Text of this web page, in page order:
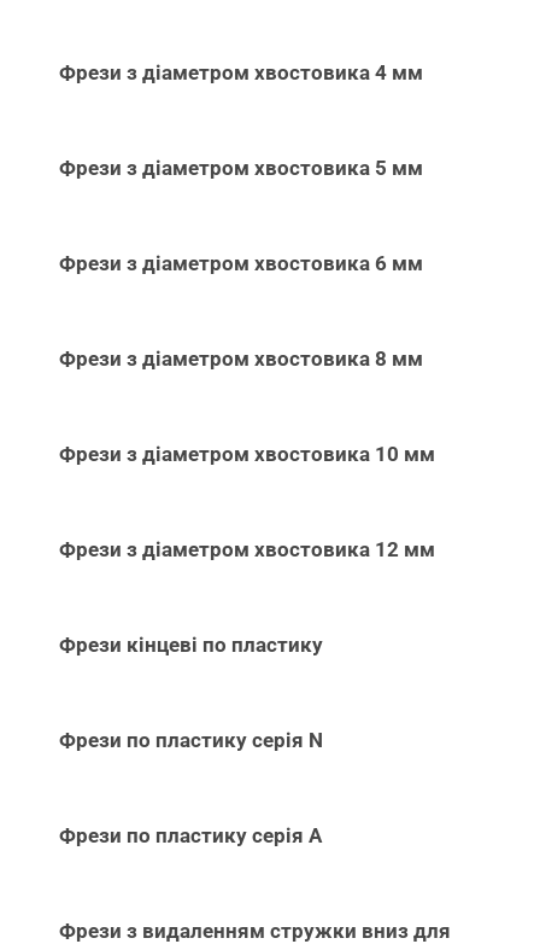
Фрези з діаметром хвостовика 4 мм
Фрези з діаметром хвостовика 5 мм
Фрези з діаметром хвостовика 6 мм
Фрези з діаметром хвостовика 8 мм
Фрези з діаметром хвостовика 10 мм
Фрези з діаметром хвостовика 12 мм
Фрези кінцеві по пластику
Фрези по пластику серія N
Фрези по пластику серія А
Фрези з видаленням стружки вниз для